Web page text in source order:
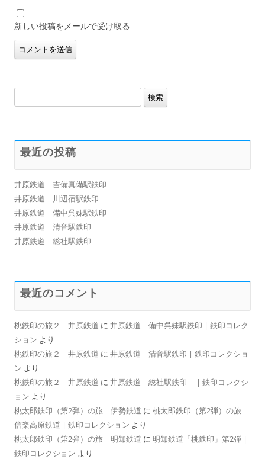
新しい投稿をメールで受け取る
索:
最近の投稿
井原鉄道 吉備真備駅鉄印
井原鉄道 川辺宿駅鉄印
井原鉄道 備中呉妹駅鉄印
井原鉄道 清音駅鉄印
井原鉄道 総社駅鉄印
最近のコメント
桃鉄印の旅２ 井原鉄道 に 井原鉄道 備中呉妹駅鉄印 | 鉄印コレク
ション より
桃鉄印の旅２ 井原鉄道 に 井原鉄道 清音駅鉄印 | 鉄印コレクショ
ン より
桃鉄印の旅２ 井原鉄道 に 井原鉄道 総社駅鉄印 | 鉄印コレクシ
ョン より
桃太郎鉄印（第2弾）の旅 伊勢鉄道 に 桃太郎鉄印（第2弾）の旅
信楽高原鉄道 | 鉄印コレクション より
桃太郎鉄印（第2弾）の旅 明知鉄道 に 明知鉄道「桃鉄印」第2弾 |
鉄印コレクション より